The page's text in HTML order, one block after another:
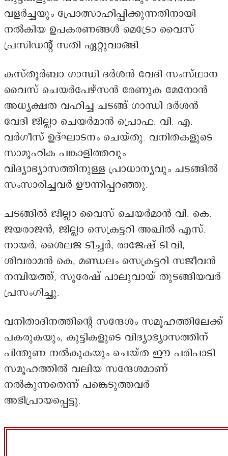
വളർച്ചയും പ്രോത്സാഹിപ്പിക്കുന്നതിനായി
നൽകിയ ഉപകരണങ്ങൾ മെട്രോ വൈസ്
പ്രസിഡന്റ് സതി ഏറ്റുവാങ്ങി.
കസ്തൂർബാ ഗാന്ധി ദർശൻ വേദി സംസ്ഥാന
വൈസ് ചെയർപേഴ്സൻ രേണുക മേനോൻ
അധ്യക്ഷത വഹിച്ച ചടങ്ങ് ഗാന്ധി ദർശൻ
വേദി ജില്ലാ ചെയർമാൻ പ്രൊഫ. വി. എ.
വർഗീസ് ഉദ്ഘാടനം ചെയ്തു. വനിതകളുടെ
സാമൂഹിക പങ്കാളിത്തവും
വിദ്യാഭ്യാസത്തിനുള്ള പ്രാധാന്യവും ചടങ്ങിൽ
സംസാരിച്ചവർ ഊന്നിപ്പറഞ്ഞു.
ചടങ്ങിൽ ജില്ലാ വൈസ് ചെയർമാൻ വി. കെ.
ജയരാജൻ, ജില്ലാ സെക്രട്ടറി അഖിൽ എസ്.
നായർ, ശൈലജ ടീച്ചർ, രാജേഷ് ടി.വി,
ശിവരാമൻ കെ, മണ്ഡലം സെക്രട്ടറി സജീവൻ
നമ്പിയത്ത്, സുരേഷ് പാലുവായ് തുടങ്ങിയവർ
പ്രസംഗിച്ചു.
വനിതാദിനത്തിന്റെ സന്ദേശം സമൂഹത്തിലേക്ക്
പകരുകയും, കുട്ടികളുടെ വിദ്യാഭ്യാസത്തിന്
പിന്തുണ നൽകുകയും ചെയ്ത ഈ പരിപാടി
സമൂഹത്തിൽ വലിയ സന്ദേശമാണ്
നൽകുന്നതെന്ന് പങ്കെടുത്തവർ
അഭിപ്രായപ്പെട്ടു.